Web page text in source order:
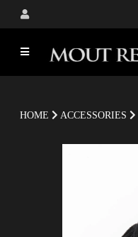
HOME ACCESSORIES